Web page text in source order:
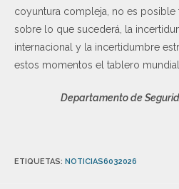
coyuntura compleja, no es posible
sobre lo que sucederá, la
internacional y la incertidumbre
estos momentos el tablero mundial.
Departamento de
ETIQUETAS: NOTICIAS6032026